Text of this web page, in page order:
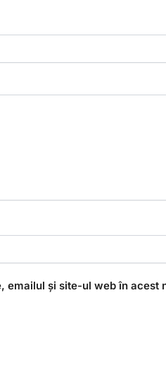
emailul și site-ul web în